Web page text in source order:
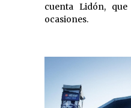
cuenta Lidón, que
ocasiones.